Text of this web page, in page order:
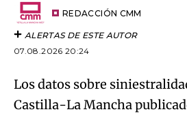
REDACCIÓN CMM
ALERTAS DE ESTE AUTOR
07.08.2026 20:24
Los datos sobre
Castilla-La Mancha